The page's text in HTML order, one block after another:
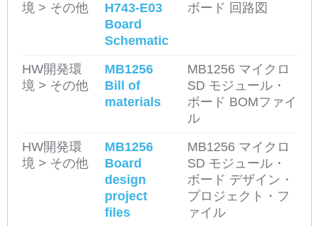
境 > その他
H743-E03
Board
Schematic
ボード 回路図
HW開発環
境 > その他
MB1256
Bill of
materials
MB1256 マイクロ
SD モジュール・
ボード BOMファイ
ル
HW開発環
境 > その他
MB1256
Board
design
project
files
MB1256 マイクロ
SD モジュール・
ボード デザイン・
プロジェクト・フ
ァイル